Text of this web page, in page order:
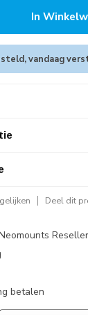
In
vandaag
Deel dit
Reseller
betalen